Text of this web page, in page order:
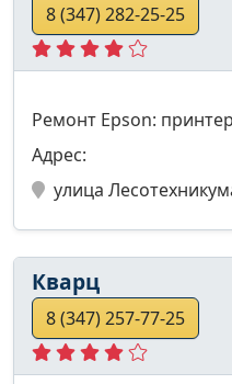
8 (347) 282-25-25
Ремонт Epson:
Адрес:
улица
Кварц
8 (347) 257-77-25